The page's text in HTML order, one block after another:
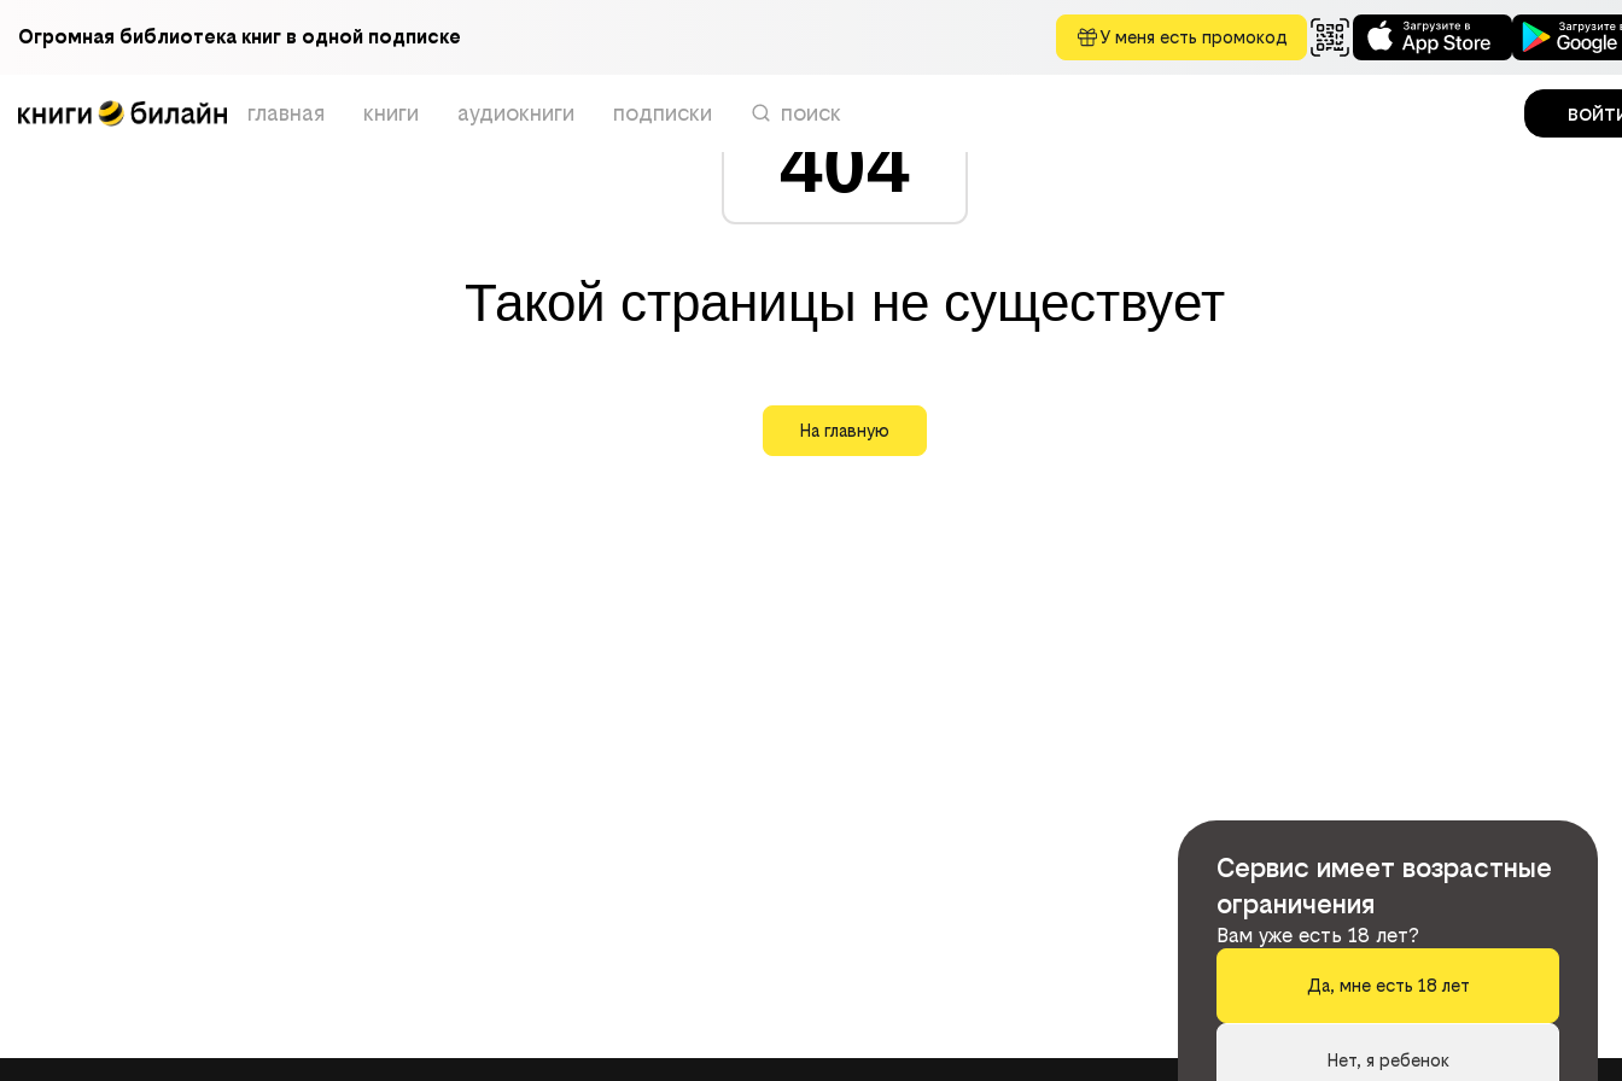
Огромная библиотека книг в одной подписке У меня есть промокод
главная книги аудиокниги подписки поиск
404
Такой страницы не существует
На главную
Сервис имеет возрастные
ограничения
Вам уже есть 18 лет?
Да, мне есть 18 лет
Нет, я ребенок